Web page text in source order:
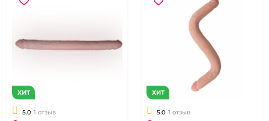
ХИТ
5.0 1 отзыв
ХИТ
5.0 1 отзыв